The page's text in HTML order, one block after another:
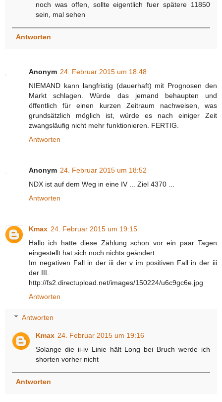
noch was offen, sollte eigentlich fuer spätere 11850
sein, mal sehen
Antworten
Anonym 24. Februar 2015 um 18:48
NIEMAND kann langfristig (dauerhaft) mit Prognosen den
Markt schlagen. Würde das jemand behaupten und
öffentlich für einen kurzen Zeitraum nachweisen, was
grundsätzlich möglich ist, würde es nach einiger Zeit
zwangsläufig nicht mehr funktionieren. FERTIG.
Antworten
Anonym 24. Februar 2015 um 18:52
NDX ist auf dem Weg in eine IV ... Ziel 4370 ...
Antworten
Kmax 24. Februar 2015 um 19:15
Hallo ich hatte diese Zählung schon vor ein paar Tagen
eingestellt hat sich noch nichts geändert.
Im negativen Fall in der iii der v im positiven Fall in der iii
der III.
http://fs2.directupload.net/images/150224/u6c9gc6e.jpg
Antworten
Antworten
Kmax 24. Februar 2015 um 19:16
Solange die ii-iv Linie hält Long bei Bruch werde ich
shorten vorher nicht
Antworten